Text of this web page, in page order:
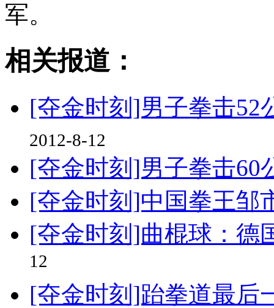
军。
相关报道：
[夺金时刻]男子拳击52
2012-8-12
[夺金时刻]男子拳击60
[夺金时刻]中国拳王邹
[夺金时刻]曲棍球：德
12
[夺金时刻]跆拳道最后